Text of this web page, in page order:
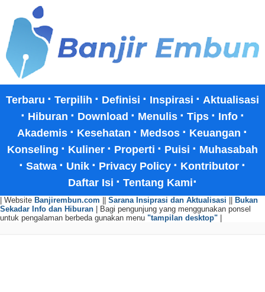
Terbaru · Terpilih · Definisi · Inspirasi · Aktualisasi
· Hiburan · Download · Menulis · Tips · Info ·
Akademis · Kesehatan · Medsos · Keuangan ·
Konseling · Kuliner · Properti · Puisi · Muhasabah
· Satwa · Unik · Privacy Policy · Kontributor ·
Daftar Isi · Tentang Kami·
| Website Banjirembun.com || Sarana Insiprasi dan Aktualisasi || Bukan
Sekadar Info dan Hiburan | Bagi pengunjung yang menggunakan ponsel
untuk pengalaman berbeda gunakan menu "tampilan desktop" |